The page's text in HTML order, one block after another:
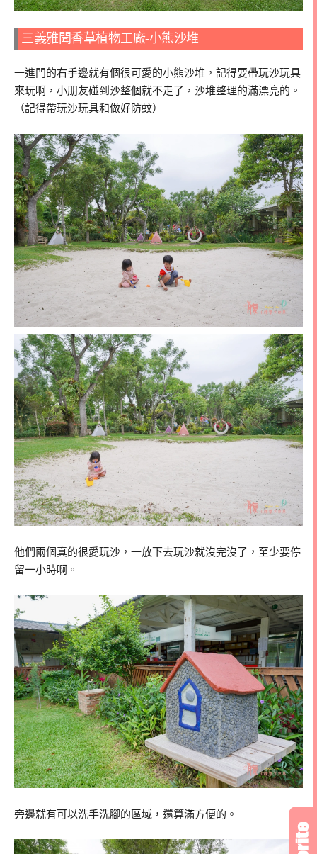
三義雅聞香草植物工廠-小熊沙堆
一進門的右手邊就有個很可愛的小熊沙堆，記得要帶玩沙玩具
來玩啊，小朋友碰到沙整個就不走了，沙堆整理的滿漂亮的。
（記得帶玩沙玩具和做好防蚊）
他們兩個真的很愛玩沙，一放下去玩沙就沒完沒了，至少要停
留一小時啊。
旁邊就有可以洗手洗腳的區域，還算滿方便的。